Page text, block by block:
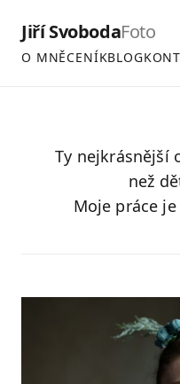
Jiří SvobodaFoto
O MNĚCENÍKBLOG
Ty nejkrásnější
než
Moje práce